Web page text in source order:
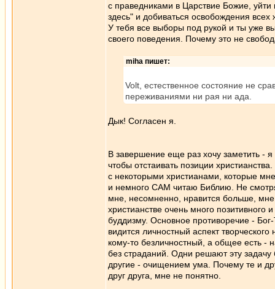
с праведниками в Царствие Божие, уйти
здесь" и добиваться освобождения
У тебя все выборы под рукой и ты уже
своего поведения. Почему это не
miha пишет:
Volt, естественное состояние не
переживаниями ни рая ни ада.
Дык! Согласен я.
В завершение еще раз хочу заметить - я
чтобы отстаивать позиции
с некоторыми христианами, которые
и немного САМ читаю Библию. Не
мне, несомненно, нравится больше, мне
христианстве очень много позитивного
буддизму. Основное противоречие -
видится личностный аспект
кому-то безличностный, а общее есть -
без страданий. Одни решают эту задачу
другие - очищением ума. Почему те и
друг друга, мне не понятно.